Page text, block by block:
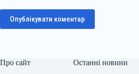
Опублікувати коментар
Про сайт Останні новини